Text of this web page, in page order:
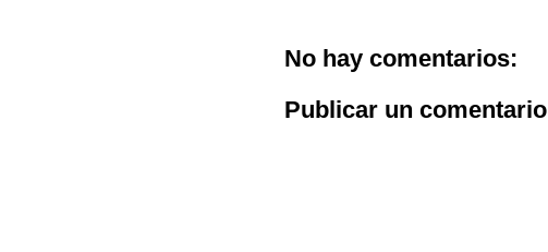
No hay comentarios:
Publicar un comentario